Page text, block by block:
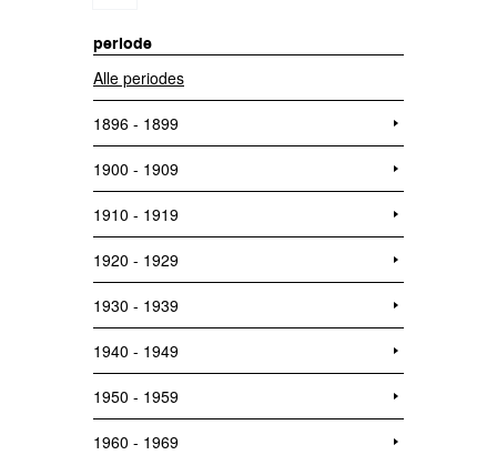
periode
Alle periodes
1896 - 1899
1900 - 1909
1910 - 1919
1920 - 1929
1930 - 1939
1940 - 1949
1950 - 1959
1960 - 1969